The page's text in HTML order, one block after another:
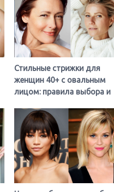
Стильные стрижки для
женщин 40+ с овальным
лицом: правила выбора и